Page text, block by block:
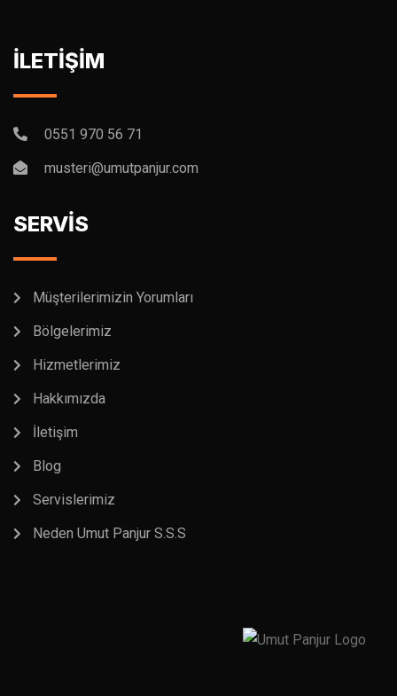
İLETİŞİM
0551 970 56 71
musteri@umutpanjur.com
SERVİS
Müşterilerimizin Yorumları
Bölgelerimiz
Hizmetlerimiz
Hakkımızda
İletişim
Blog
Servislerimiz
Neden Umut Panjur S.S.S